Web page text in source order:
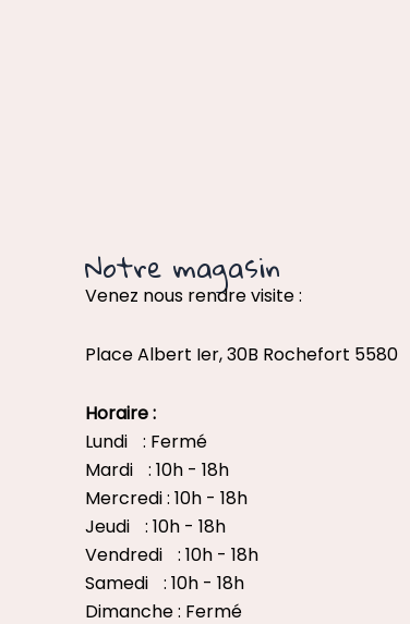
Notre magasin
Venez nous rendre visite :
Place Albert Ier, 30B Rochefort 5580
Horaire :
Lundi : Fermé
Mardi : 10h - 18h
Mercredi : 10h - 18h
Jeudi : 10h - 18h
Vendredi : 10h - 18h
Samedi : 10h - 18h
Dimanche : Fermé